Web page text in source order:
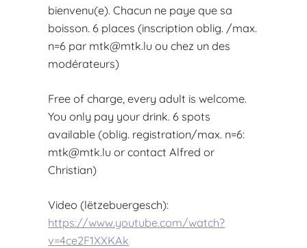
bienvenu(e). Chacun ne paye que sa
boisson. 6 places (inscription oblig. /max.
n=6 par mtk@mtk.lu ou chez un des
modérateurs)
Free of charge, every adult is welcome.
You only pay your drink. 6 spots
available (oblig. registration/max. n=6:
mtk@mtk.lu or contact Alfred or
Christian)
Video (lëtzebuergesch):
https://www.youtube.com/watch?
v=4ce2F1XXKAk